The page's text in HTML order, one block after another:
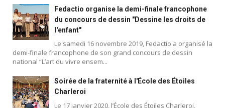
Fedactio organise la demi-finale francophone
du concours de dessin "Dessine les droits de
l'enfant"
Le samedi 16 novembre 2019, Fedactio a organisé la
demi-finale francophone de son grand concours de dessin
national “L’art du vivre ensem...
Soirée de la fraternité à l'École des Étoiles
Charleroi
Le 17 janvier 2020, l’École des Étoiles Charleroi,